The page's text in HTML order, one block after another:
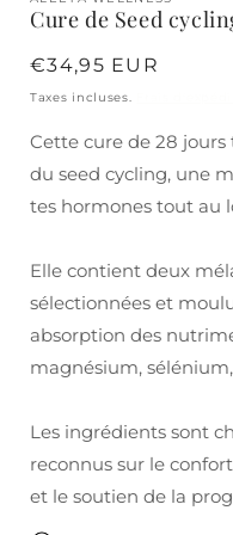
dans
fenêtre
Cure de Seed
Prix
habituel
€34,95 EUR
Taxes incluses.
Cette cure de 28
du seed cycling, une
tes hormones tout au
Elle contient deux
sélectionnées et
absorption des
magnésium,
Les ingrédients sont
reconnus sur le
et le soutien de la